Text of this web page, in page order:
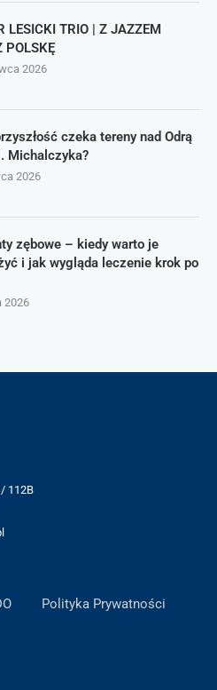
LESICKI TRIO | Z JAZZEM
POLSKĘ
2026
czeka tereny nad Odrą
Michalczyka?
2026
zębowe – kiedy warto je
i jak wygląda leczenie krok po
2026
112B
Polityka Prywatności